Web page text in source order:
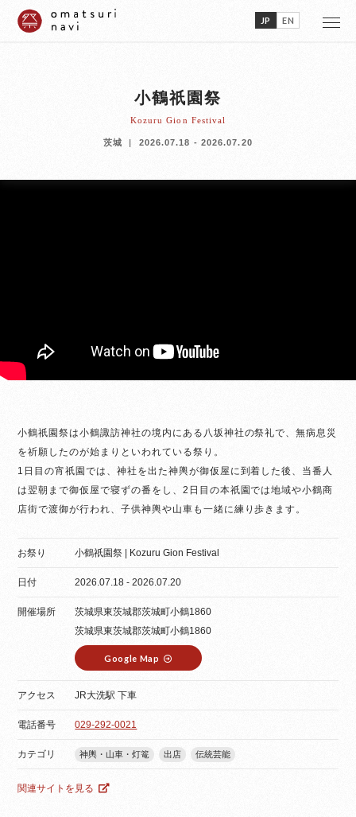
JP EN
小鶴祇園祭
Kozuru Gion Festival
茨城 2026.07.18 - 2026.07.20
小鶴祇園祭は小鶴諏訪神社の境内にある八坂神社の祭礼で、無病息災
を祈願したのが始まりといわれている祭り。
1日目の宵祇園では、神社を出た神輿が御仮屋に到着した後、当番人
は翌朝まで御仮屋で寝ずの番をし、2日目の本祇園では地域や小鶴商
店街で渡御が行われ、子供神輿や山車も一緒に練り歩きます。
お祭り 小鶴祇園祭 | Kozuru Gion Festival
日付 2026.07.18 - 2026.07.20
開催場所
茨城県東茨城郡茨城町小鶴1860
茨城県東茨城郡茨城町小鶴1860
Google Map
アクセス JR大洗駅 下車
電話番号 029-292-0021
カテゴリ 神輿・山車・灯篭 出店 伝統芸能
関連サイトを見る